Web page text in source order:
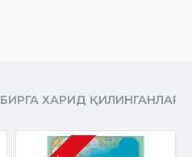
БИРГА ХАРИД ҚИЛИНГАНЛАР